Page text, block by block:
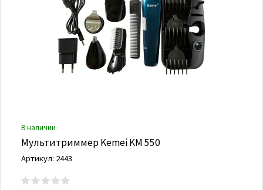
В наличии
Мультитриммер Kemei KM 550
Артикул: 2443